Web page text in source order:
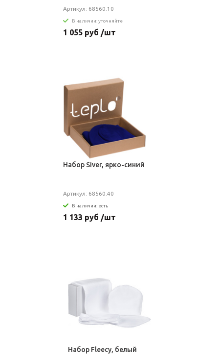
Артикул: 68560.10
В наличии: уточняйте
1 055 руб /шт
Набор Siver, ярко-синий
Артикул: 68560.40
В наличии: есть
1 133 руб /шт
Набор Fleecy, белый